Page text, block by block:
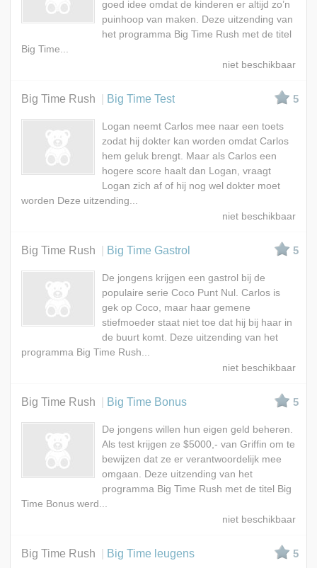
goed idee omdat de kinderen er altijd zo’n
puinhoop van maken. Deze uitzending van
het programma Big Time Rush met de titel
Big Time...
Big Time Rush Big Time Test 5
Logan neemt Carlos mee naar een toets
zodat hij dokter kan worden omdat Carlos
hem geluk brengt. Maar als Carlos een
hogere score haalt dan Logan, vraagt
Logan zich af of hij nog wel dokter moet
worden Deze uitzending...
Big Time Rush Big Time Gastrol 5
De jongens krijgen een gastrol bij de
populaire serie Coco Punt Nul. Carlos is
gek op Coco, maar haar gemene
stiefmoeder staat niet toe dat hij bij haar in
de buurt komt. Deze uitzending van het
programma Big Time Rush...
Big Time Rush Big Time Bonus 5
De jongens willen hun eigen geld beheren.
Als test krijgen ze $5000,- van Griffin om te
bewijzen dat ze er verantwoordelijk mee
omgaan. Deze uitzending van het
programma Big Time Rush met de titel Big
Time Bonus werd...
Big Time Rush Big Time leugens 5